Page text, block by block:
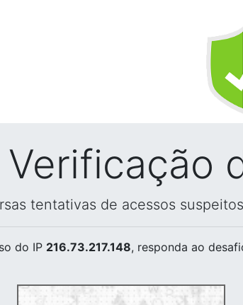
Verificação
tentativas de acessos
do IP 216.73.217.148, responda ao